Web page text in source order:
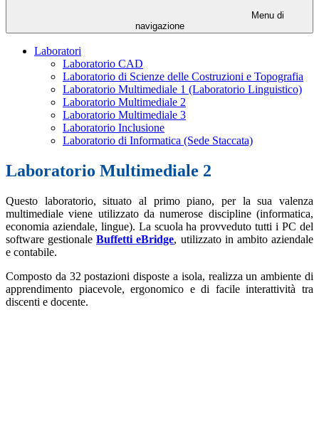
Menu di
navigazione
Laboratori
Laboratorio CAD
Laboratorio di Scienze delle Costruzioni e Topografia
Laboratorio Multimediale 1 (Laboratorio Linguistico)
Laboratorio Multimediale 2
Laboratorio Multimediale 3
Laboratorio Inclusione
Laboratorio di Informatica (Sede Staccata)
Laboratorio Multimediale 2
Questo laboratorio, situato al primo piano, per la sua valenza
multimediale viene utilizzato da numerose discipline (informatica,
economia aziendale, lingue). La scuola ha provveduto tutti i PC del
software gestionaleBuffetti eBridge, utilizzato in ambito aziendale
e contabile.
Composto da 32 postazioni disposte a isola, realizza un ambiente di
apprendimento piacevole, ergonomico e di facile interattività tra
discenti e docente.